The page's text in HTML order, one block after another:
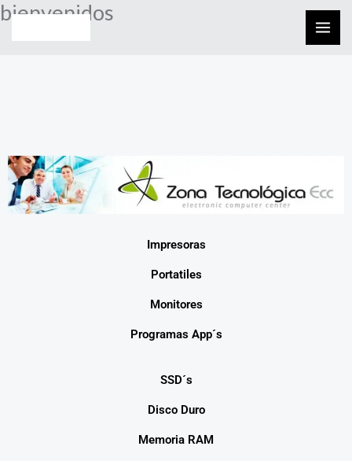
Skip
bienvenidos
Impresoras
Portatiles
Monitores
Programas App´s
SSD´s
Disco Duro
Memoria RAM